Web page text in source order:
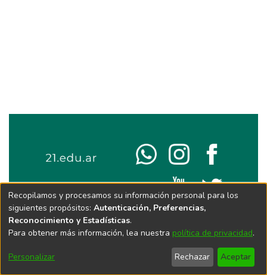
Recopilamos y procesamos su información personal para los
siguientes propósitos: Autenticación, Preferencias,
Reconocimiento y Estadísticas.
Para obtener más información, lea nuestra política de privacidad.
Personalizar Rechazar Aceptar